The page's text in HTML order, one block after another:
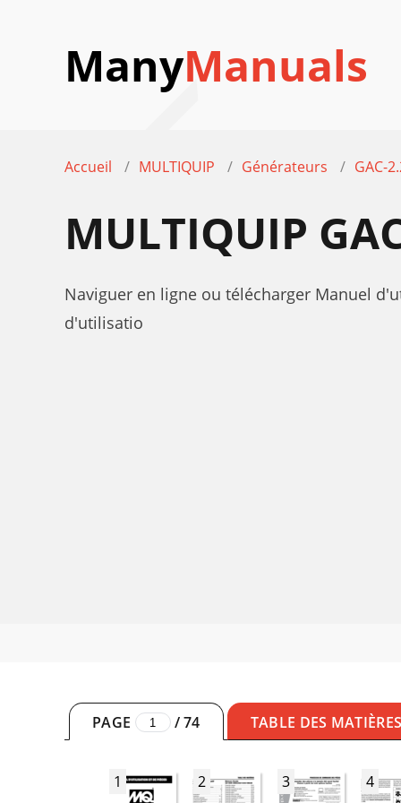
ManyManuals
Accueil MULTIQUIP Générateurs GAС-
MULTIQUIP
Naviguer en ligne ou télécharger Manuel
d'utilisatio
PAGE /74 TABLE DES
1 2 3 4